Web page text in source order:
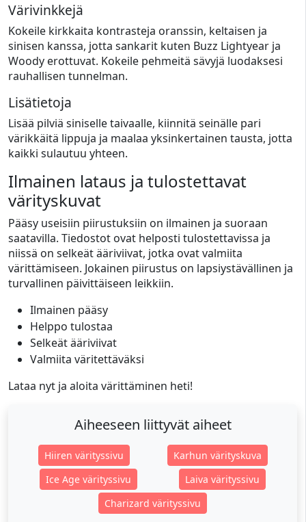
Värivinkkejä
Kokeile kirkkaita kontrasteja oranssin, keltaisen ja
sinisen kanssa, jotta sankarit kuten Buzz Lightyear ja
Woody erottuvat. Kokeile pehmeitä sävyjä luodaksesi
rauhallisen tunnelman.
Lisätietoja
Lisää pilviä siniselle taivaalle, kiinnitä seinälle pari
värikkäitä lippuja ja maalaa yksinkertainen tausta, jotta
kaikki sulautuu yhteen.
Ilmainen lataus ja tulostettavat
värityskuvat
Pääsy useisiin piirustuksiin on ilmainen ja suoraan
saatavilla. Tiedostot ovat helposti tulostettavissa ja
niissä on selkeät ääriviivat, jotka ovat valmiita
värittämiseen. Jokainen piirustus on lapsiystävällinen ja
turvallinen päivittäiseen leikkiin.
Ilmainen pääsy
Helppo tulostaa
Selkeät ääriviivat
Valmiita väritettäväksi
Lataa nyt ja aloita värittäminen heti!
Aiheeseen liittyvät aiheet
Hiiren värityssivu
Karhun värityskuva
Ice Age värityssivu
Laiva värityssivu
Charizard värityssivu